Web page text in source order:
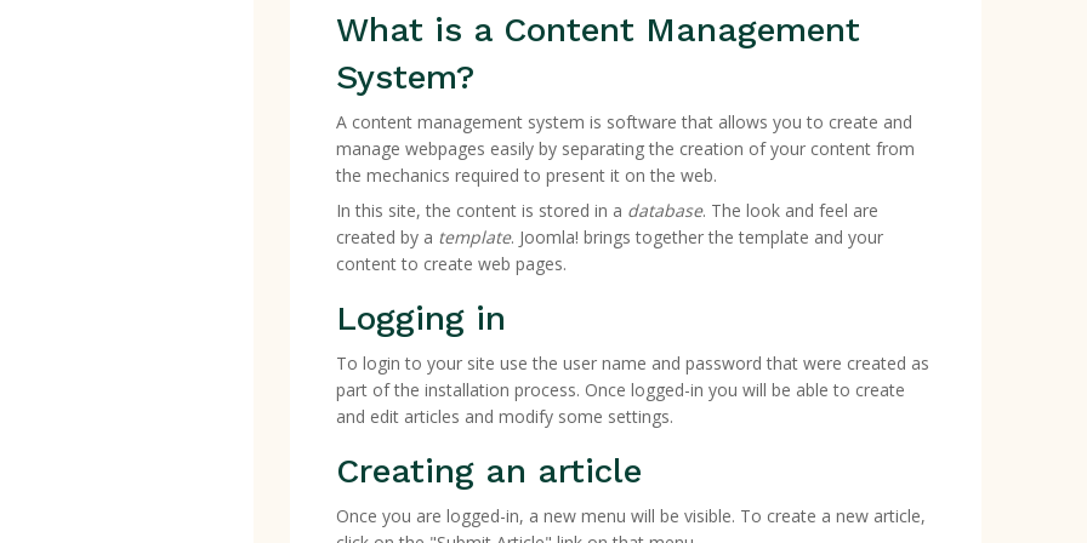
What is a Content Management
System?
A content management system is software that allows you to create and
manage webpages easily by separating the creation of your content from
the mechanics required to present it on the web.
In this site, the content is stored in a database. The look and feel are
created by a template. Joomla! brings together the template and your
content to create web pages.
Logging in
To login to your site use the user name and password that were created as
part of the installation process. Once logged-in you will be able to create
and edit articles and modify some settings.
Creating an article
Once you are logged-in, a new menu will be visible. To create a new article,